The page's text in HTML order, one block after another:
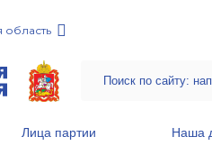
область
Лица партии Наша